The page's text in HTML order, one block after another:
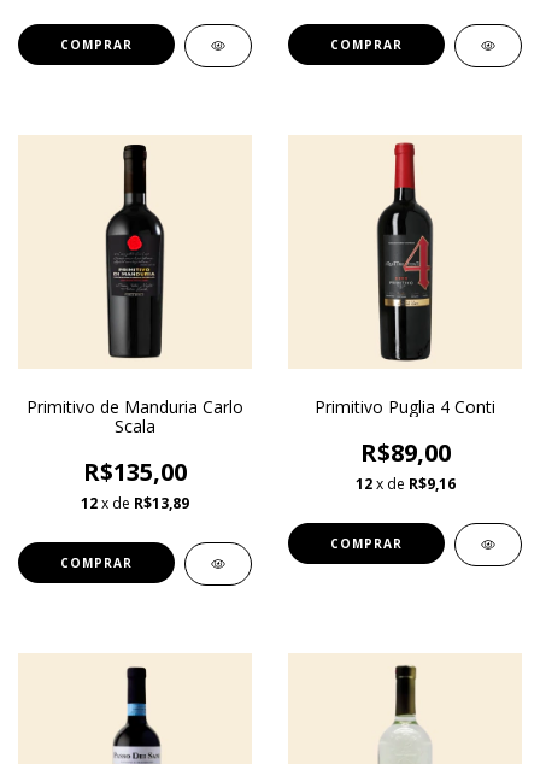
Primitivo de Manduria Carlo
Scala
R$135,00
12x de R$13,89
Primitivo Puglia 4 Conti
R$89,00
12 x de R$9,16